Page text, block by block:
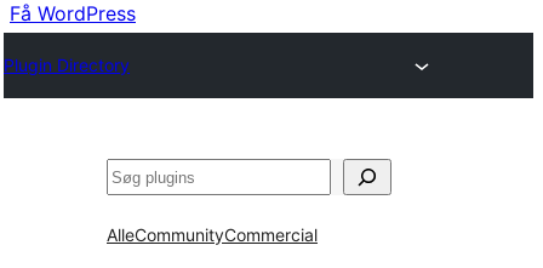
Få WordPress
Plugin Directory
Søg
AlleCommunityCommercial